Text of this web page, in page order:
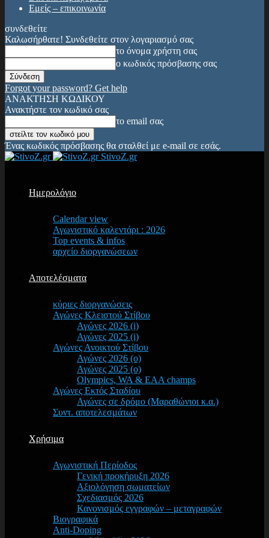
Εμείς – επικοινωνία
συνδεθείτε
Καλωσήρθατε! Συνδεθείτε στον λογαριασμό σας
το όνομα χρήστη σας
ο κωδικός πρόσβασης σας
Forgot your password? Get help
ΑΝΑΚΤΗΣΗ ΚΩΔΙΚΟΥ
Ανακτήστε τον κωδικό σας
το email σας
Ένας κωδικός πρόσβασης θα σταλθεί με e-mail σε εσάς.
StivoZ.gr
Ημερολόγιο
Calendar view
Αγωνιστικό καλεντάρι : 2026
Top events & infos
αρχείο διοργανώσεων
Αποτελέσματα
κύριες διοργανώσεις
Αγώνες Κλειστού Στίβου
Αγώνες 2026 (i)
Αγώνες 2025 (i)
Αγώνες Ανοικτού Στίβου
Αγώνες 2026 (o)
Αγώνες 2025 (o)
Olympics, WA & EAA champs
Αγώνες Εκτός Σταδίου
Αγώνες σε δρόμο (Μαραθώνιοι κ.α.)
Συντ. αποτελεσμάτων
Χρήσιμα
Αγωνιστική Περίοδος
Γενική προκήρυξη 2026
Αξιολόγηση σωματείων
Σχεδιασμός 2026
Κανονισμός εγγραφών – μεταγραφών
Βιογραφικά
Anti-Doping